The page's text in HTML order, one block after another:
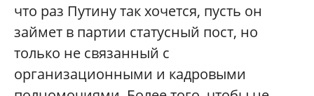
что раз Путину так хочется, пусть он
займет в партии статусный пост, но
только не связанный с
организационными и кадровыми